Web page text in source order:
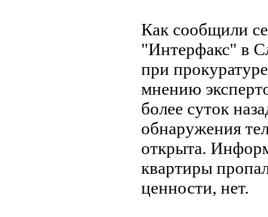
Как сообщили
"Интерфакс" в
при
мнению
более суток
обнаружения
открыта.
квартиры
ценности, нет.